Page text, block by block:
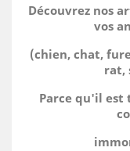
Découvrez nos
vos
(chien, chat,
rat,
Parce qu'il est